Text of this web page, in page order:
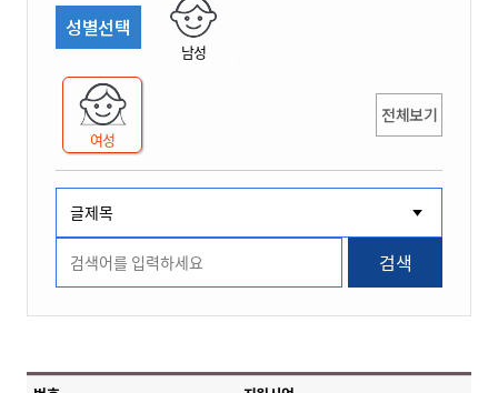
성별선택
남성
여성
전체보기
검색